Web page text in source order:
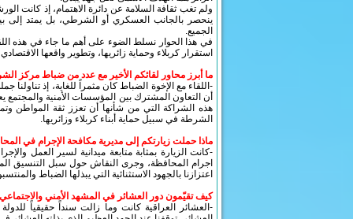
ولم تغب ثقافة السلامة عن دائرة الاهتمام، إذ كانت
ينحصر بالجانب العسكري أو الشرطي، بل يمتد إلى
الجميع.
في هذا الحوار نسلط الضوء على أهم ما جاء في هذه
استقرار كربلاء وحماية زائريها، وتطوير واقعها
ما أبرز محاور لقائكم الأخير مع عدد من ضباط مركز
-اللقاء مع الإخوة الضباط كان مثمراً للغاية، إذ
أن التعاون المشترك بين المؤسسات الأمنية
هذه الشراكة التي من شأنها أن تعزز ثقة المواطن
الشرطة في سبيل حماية أبناء كربلاء وزائريها.
ماذا حملت زيارتكم إلى مديرية مكافحة الإجرام في
-كانت الزيارة بمثابة متابعة ميدانية لسير العمل
اجرام المحافظة، وجرى النقاش حول سبل التنسيق
اعتزازنا بالجهود الاستثنائية التي يبذلها الضباط
كيف تقيّمون دور العشائر في المشهد الأمني
-العشائر العراقية كانت وما زالت سنداً حقيقياً